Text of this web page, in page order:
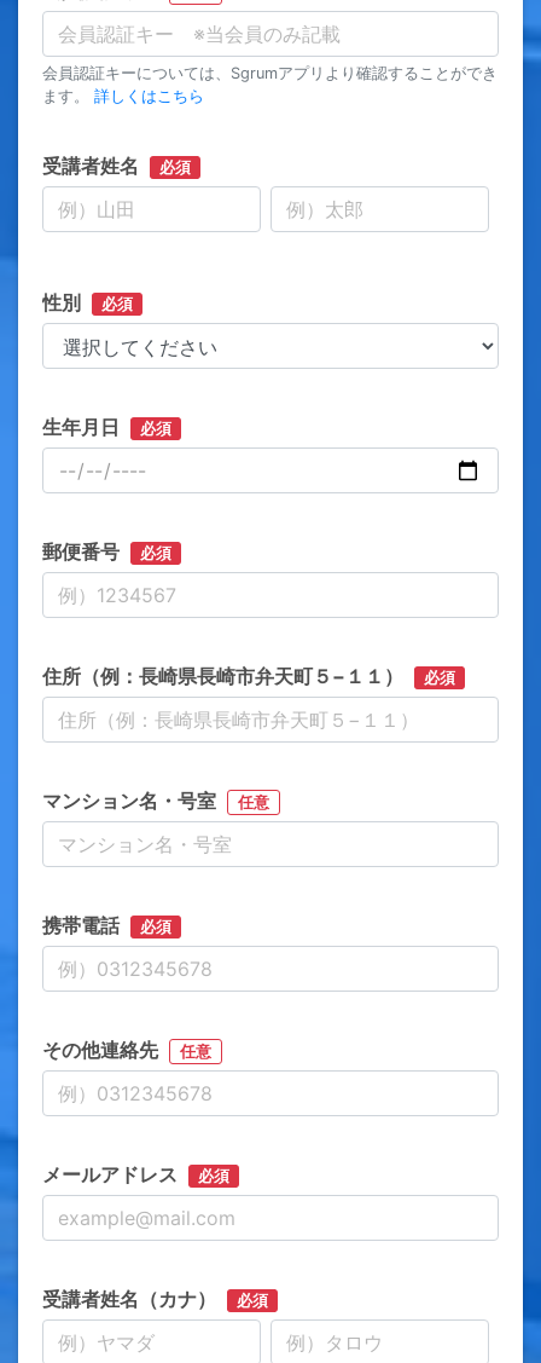
会員認証キーについては、Sgrumアプリより確認することができ
ます。 詳しくはこちら
受講者姓名 必須
性別 必須
生年月日 必須
郵便番号 必須
住所（例：長崎県長崎市弁天町５−１１） 必須
マンション名・号室 任意
携帯電話 必須
その他連絡先 任意
メールアドレス 必須
受講者姓名（カナ） 必須